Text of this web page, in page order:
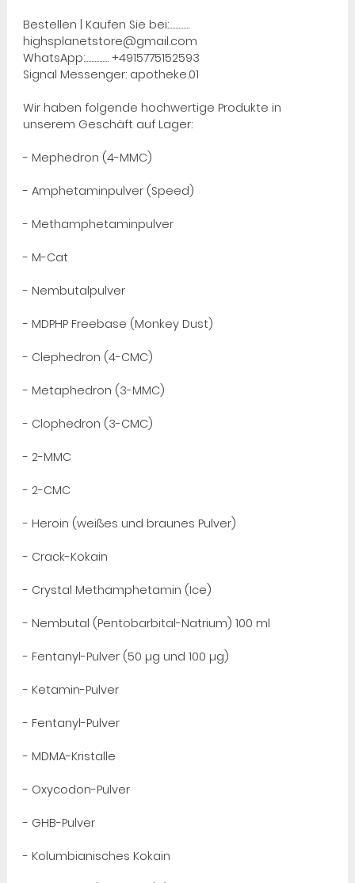
Bestellen | Kaufen Sie bei:.............
highsplanetstore@gmail.com
WhatsApp:............... +4915775152593
Signal Messenger: apotheke.01
Wir haben folgende hochwertige Produkte in
unserem Geschäft auf Lager:
- Mephedron (4-MMC)
- Amphetaminpulver (Speed)
- Methamphetaminpulver
- M-Cat
- Nembutalpulver
- MDPHP Freebase (Monkey Dust)
- Clephedron (4-CMC)
- Metaphedron (3-MMC)
- Clophedron (3-CMC)
- 2-MMC
- 2-CMC
- Heroin (weißes und braunes Pulver)
- Crack-Kokain
- Crystal Methamphetamin (Ice)
- Nembutal (Pentobarbital-Natrium) 100 ml
- Fentanyl-Pulver (50 µg und 100 µg)
- Ketamin-Pulver
- Fentanyl-Pulver
- MDMA-Kristalle
- Oxycodon-Pulver
- GHB-Pulver
- Kolumbianisches Kokain